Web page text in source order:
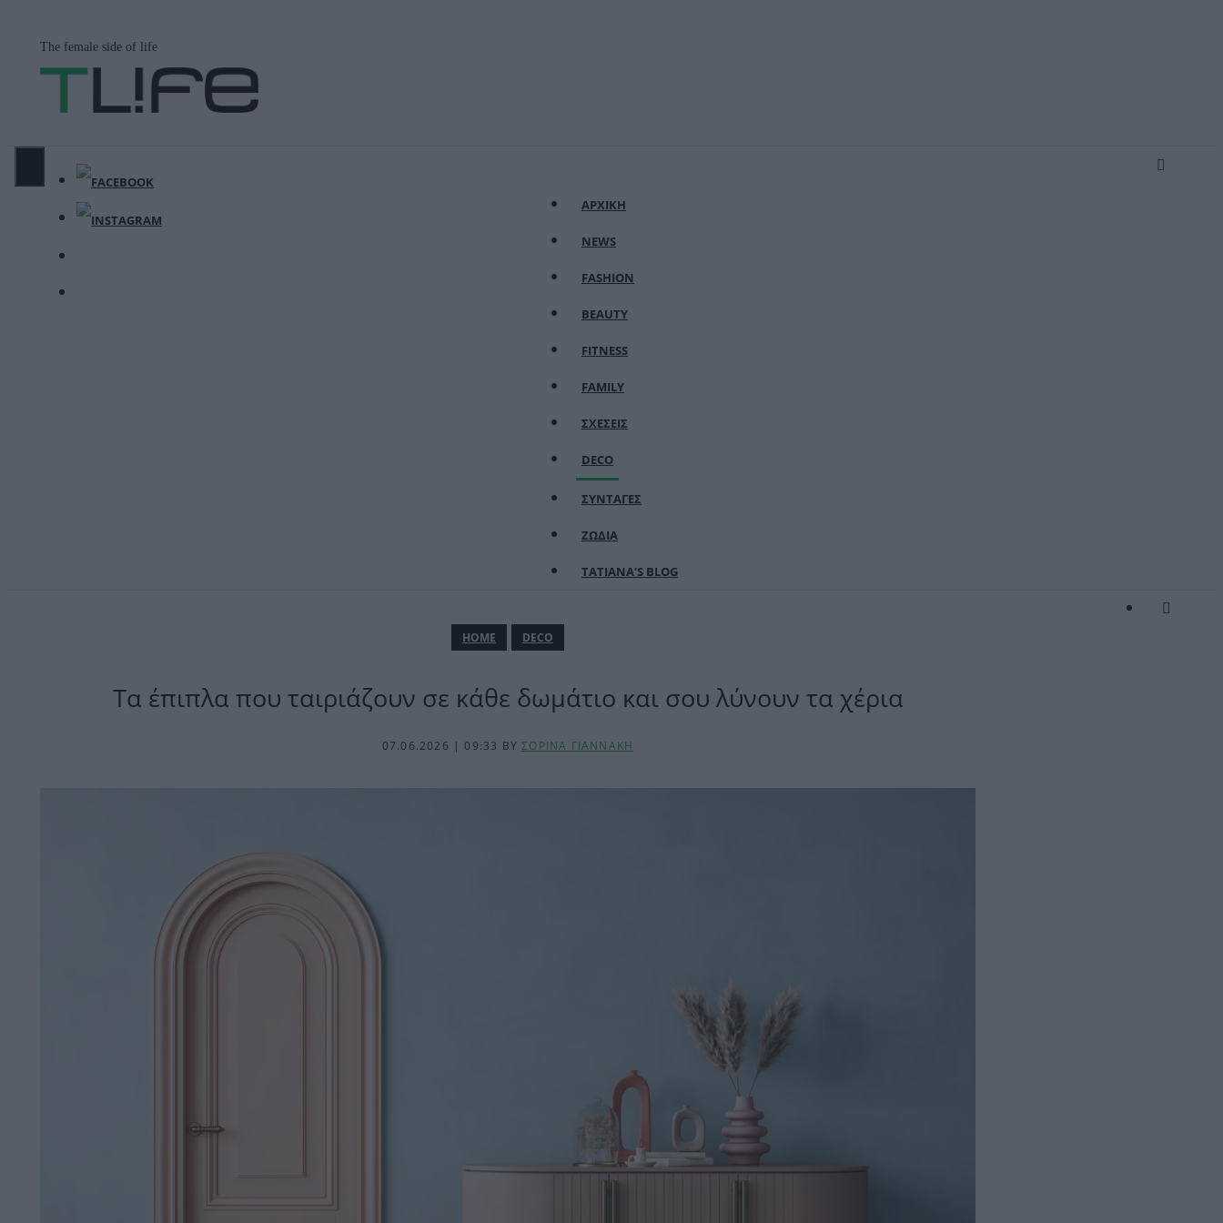
περιεχόμενο
The female side of life
ΑΡΧΙΚΗ
NEWS
FASHION
BEAUTY
FITNESS
FAMILY
ΣΧΕΣΕΙΣ
DECO
ΣΥΝΤΑΓΕΣ
ΖΩΔΙΑ
TATIANA’S BLOG
ΗΟΜΕ DECO
Τα έπιπλα που ταιριάζουν σε κάθε δωμάτιο και σου λύνουν τα χέρια
07.06.2026 | 09:33 BYΣΟΡΙΝΑ ΓΙΑΝΝΑΚΗ